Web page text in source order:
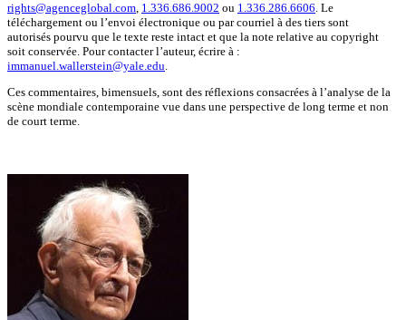
rights@agenceglobal.com, 1.336.686.9002 ou 1.336.286.6606. Le
téléchargement ou l’envoi électronique ou par courriel à des tiers sont
autorisés pourvu que le texte reste intact et que la note relative au copyright
soit conservée. Pour contacter l’auteur, écrire à :
immanuel.wallerstein@yale.edu.
Ces commentaires, bimensuels, sont des réflexions consacrées à l’analyse de la
scène mondiale contemporaine vue dans une perspective de long terme et non
de court terme.